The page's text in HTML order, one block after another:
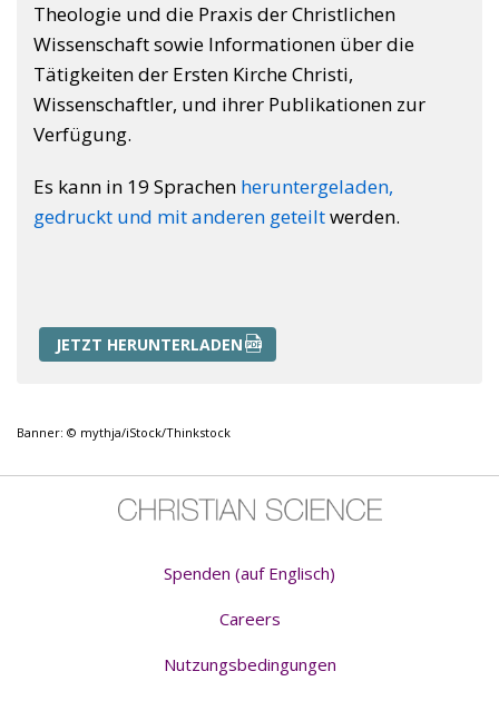
Theologie und die Praxis der Christlichen
Wissenschaft sowie Informationen über die
Tätigkeiten der Ersten Kirche Christi,
Wissenschaftler, und ihrer Publikationen zur
Verfügung.
Es kann in 19 Sprachen heruntergeladen,
gedruckt und mit anderen geteiltwerden.
JETZT HERUNTERLADEN
Banner: © mythja/iStock/Thinkstock
Spenden (auf Englisch)
Careers
Nutzungsbedingungen